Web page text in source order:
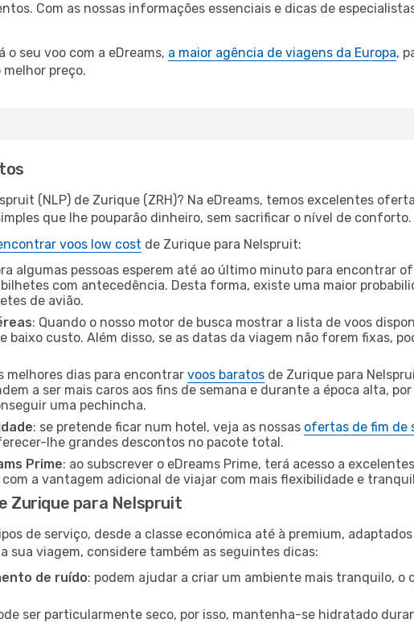
Com as nossas informações essenciais e dicas de
o seu voo com a eDreams, a maior agência de viagens da Europa,
preço.
(NLP) de Zurique (ZRH)? Na eDreams, temos excelentes
que lhe pouparão dinheiro, sem sacrificar o nível de conforto.
voos low cost de Zurique para Nelspruit:
algumas pessoas esperem até ao último minuto para encontrar
com antecedência. Desta forma, existe uma maior
de avião.
: Quando o nosso motor de busca mostrar a lista de voos
baixo custo. Além disso, se as datas da viagem não forem fixas,
melhores dias para encontrar voos baratos de Zurique para
a ser mais caros aos fins de semana e durante a época alta, por
uma pechincha.
: se pretende ficar num hotel, veja as nossas ofertas de fim de
lhe grandes descontos no pacote total.
Prime: ao subscrever o eDreams Prime, terá acesso a
a vantagem adicional de viajar com mais flexibilidade e
Zurique para Nelspruit
de serviço, desde a classe económica até à premium,
sua viagem, considere também as seguintes dicas:
de ruído: podem ajudar a criar um ambiente mais tranquilo, o
ser particularmente seco, por isso, mantenha-se hidratado